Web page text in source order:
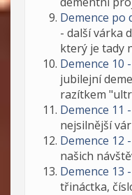
Demence po
- další várka
který je tady
Demence 10
jubilejní
razítkem
Demence 11
nejsilnější
Demence 12
našich
Demence 13
třináctka,